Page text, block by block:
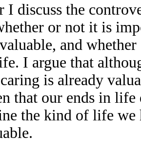
I discuss the
or not it is
and
I argue that
is already
that our ends in
the kind of life we